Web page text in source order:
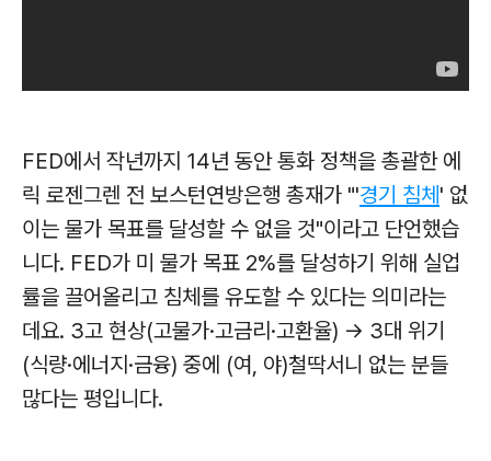
FED에서 작년까지 14년 동안 통화 정책을 총괄한 에
릭 로젠그렌 전 보스턴연방은행 총재가 "'경기 침체 ' 없
이는 물가 목표를 달성할 수 없을 것"이라고 단언했습
니다. FED가 미 물가 목표 2%를 달성하기 위해 실업
률을 끌어올리고 침체를 유도할 수 있다는 의미라는
데요. 3고 현상(고물가·고금리·고환율) → 3대 위기
(식량·에너지·금융) 중에 (여, 야)철딱서니 없는 분들
많다는 평입니다.